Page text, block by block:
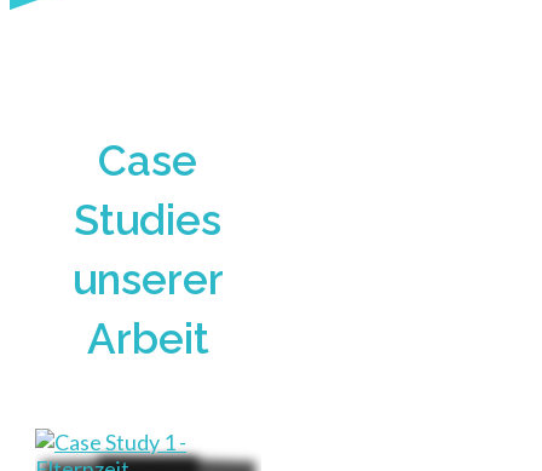
Case
Studies
unserer
Arbeit